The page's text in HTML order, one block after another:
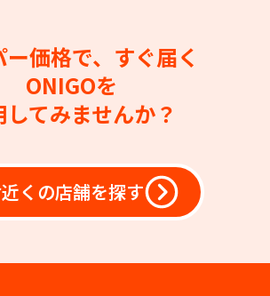
ー価格で、すぐ届く
ONIGOを
してみませんか？
くの店舗を探す